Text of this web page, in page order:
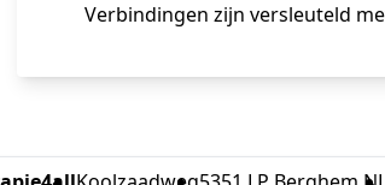
Verbindingen zijn versleuteld